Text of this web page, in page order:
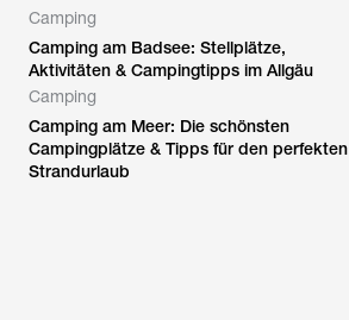
Camping
Camping am Badsee: Stellplätze,
Aktivitäten & Campingtipps im Allgäu
Camping
Camping am Meer: Die schönsten
Campingplätze & Tipps für den perfekten
Strandurlaub